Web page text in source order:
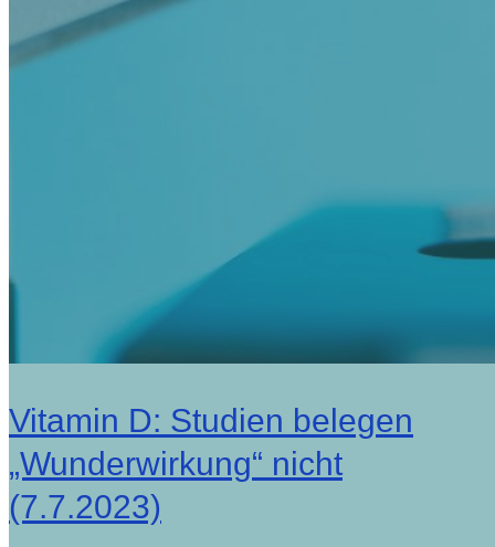
Vitamin D: Studien belegen
„Wunderwirkung“ nicht
(7.7.2023)